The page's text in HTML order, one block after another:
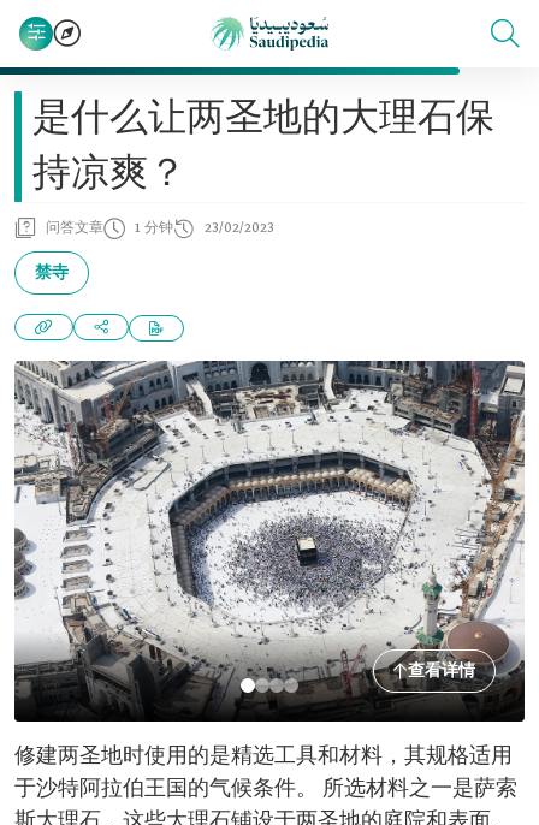
是什么让两圣地的大理石保
持凉爽？
问答文章 1 分钟 23/02/2023
禁寺
查看详情
修建两圣地时使用的是精选工具和材料，其规格适用
于沙特阿拉伯王国的气候条件。 所选材料之一是萨索